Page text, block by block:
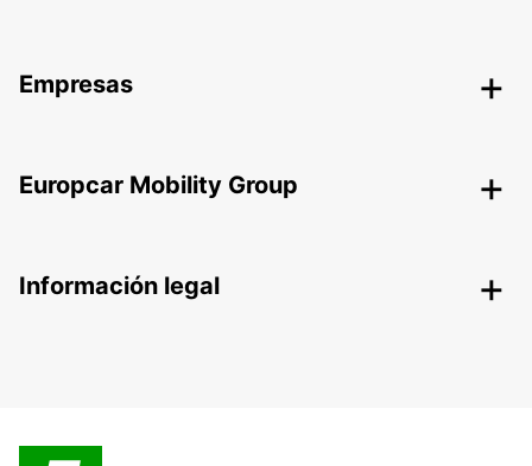
Empresas
Europcar Mobility Group
Información legal